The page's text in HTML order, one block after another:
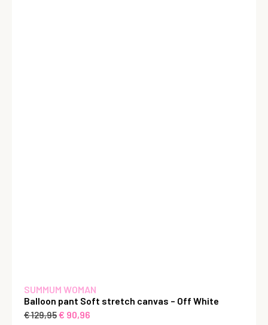
SUMMUM WOMAN
Balloon pant Soft stretch canvas – Off White
€129,95€ 90,96